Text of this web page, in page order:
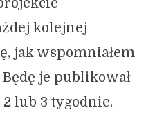
kolejnej
jak wspomniałem
je publikował
lub 3 tygodnie.